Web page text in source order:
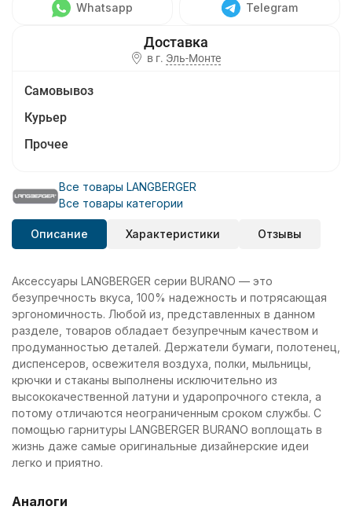
Whatsapp Telegram
в г. Эль-Монте
Самовывоз
Курьер
Прочее
Все товары LANGBERGER
Все товары категории
Описание Характеристики Отзывы
Аксессуары LANGBERGER серии BURANO — это
безупречность вкуса, 100% надежность и потрясающая
эргономичность. Любой из, представленных в данном
разделе, товаров обладает безупречным качеством и
продуманностью деталей. Держатели бумаги, полотенец,
диспенсеров, освежителя воздуха, полки, мыльницы,
крючки и стаканы выполнены исключительно из
высококачественной латуни и ударопрочного стекла, а
потому отличаются неограниченным сроком службы. С
помощью гарнитуры LANGBERGER BURANO воплощать в
жизнь даже самые оригинальные дизайнерские идеи
легко и приятно.
Аналоги